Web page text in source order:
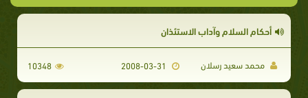
أحكام السلام وآداب الاستئذان
محمد سعيد رسلان 10348